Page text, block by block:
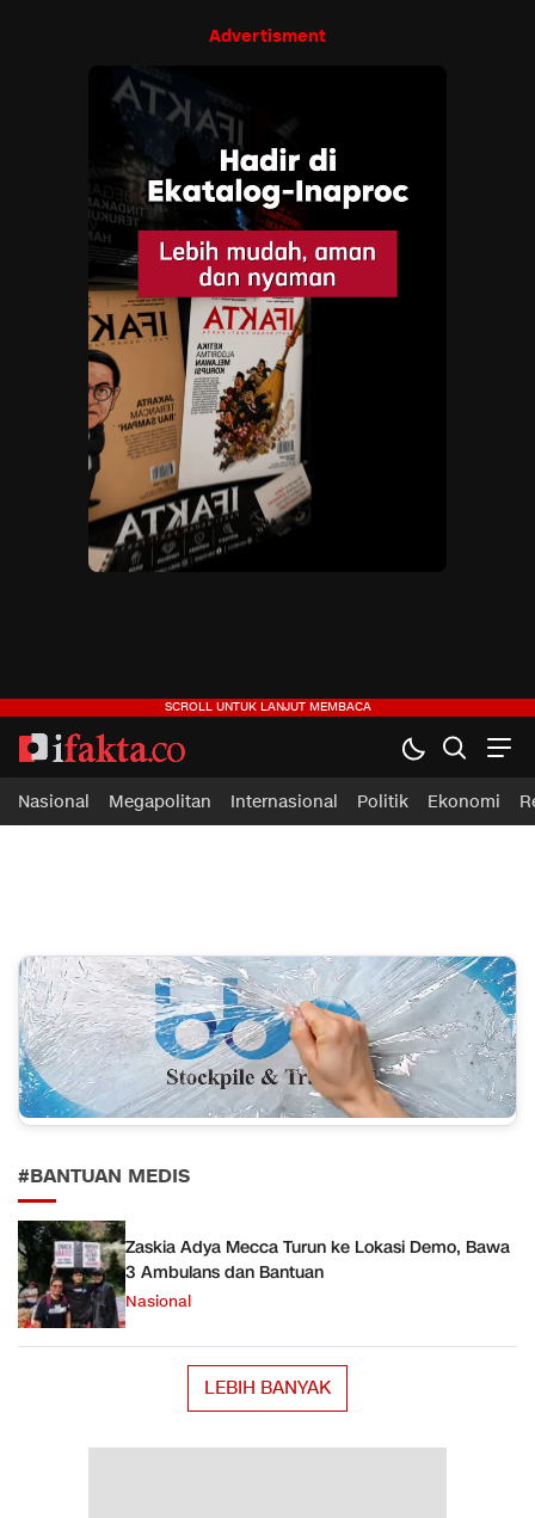
Advertisment
ifakta.co
#pastibenar
Nasional Megapolitan Internasional Politik Ekonomi
#BANTUAN MEDIS
Zaskia Adya Mecca Turun ke Lokasi Demo, Bawa
3 Ambulans dan Bantuan
Nasional
LEBIH BANYAK